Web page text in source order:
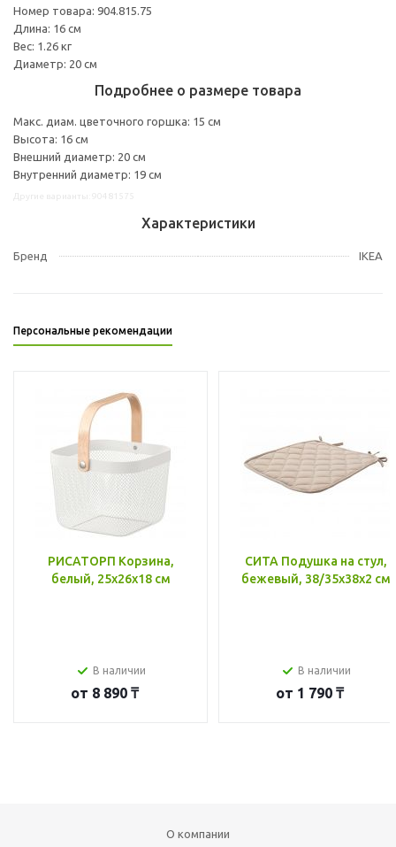
Номер товара: 904.815.75
Длина: 16 см
Вес: 1.26 кг
Диаметр: 20 см
Подробнее о размере товара
Макс. диам. цветочного горшка: 15 см
Высота: 16 см
Внешний диаметр: 20 см
Внутренний диаметр: 19 см
Характеристики
Бренд IKEA
Персональные рекомендации
РИСАТОРП Корзина,
белый, 25x26x18 см
В наличии
от 8 890 ₸
СИТА Подушка на стул,
бежевый, 38/35x38x2 см
В наличии
от 1 790 ₸
О компании